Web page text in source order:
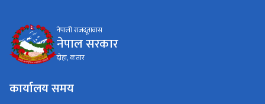
नेपाली राजदूतावास
नेपाल सरकार
दोहा, कतार
कार्यालय समय